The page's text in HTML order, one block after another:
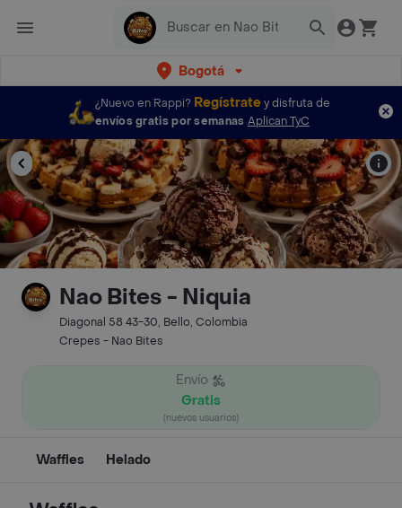
Bogotá
¿Nuevo en Rappi? Regístratey disfruta de
envíos gratis por semanas Aplican TyC
Nao Bites - Niquia
Diagonal 58 43-30, Bello, Colombia
Crepes - Nao Bites
Envío
Gratis
(nuevos usuarios)
Waffles Helado